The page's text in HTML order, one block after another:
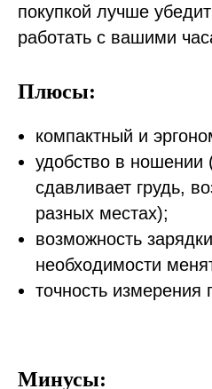
покупкой лучше
работать с вашими
Плюсы:
компактный и
удобство в ношении
сдавливает грудь,
разных местах);
возможность
необходимости
точность измерения
Минусы: